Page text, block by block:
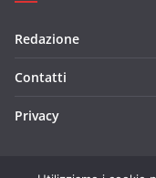
Redazione
Contatti
Privacy